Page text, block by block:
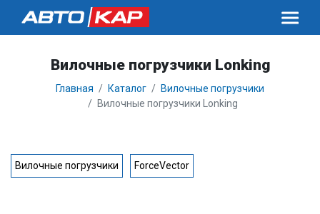
Вилочные погрузчики Lonking
Главная Каталог
Вилочные погрузчики
Вилочные погрузчики Lonking
Вилочные погрузчики ForceVector